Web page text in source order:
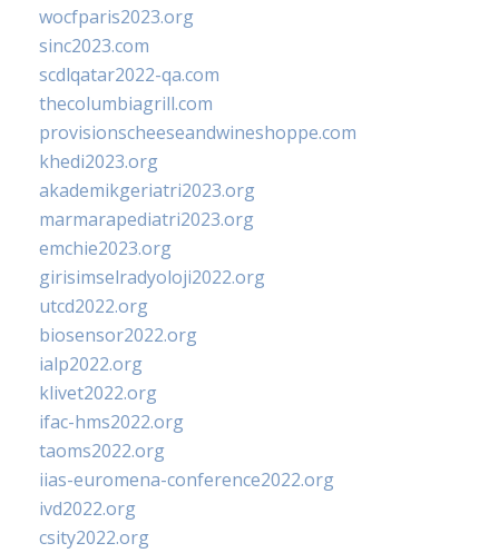
wocfparis2023.org
sinc2023.com
scdlqatar2022-qa.com
thecolumbiagrill.com
provisionscheeseandwineshoppe.com
khedi2023.org
akademikgeriatri2023.org
marmarapediatri2023.org
emchie2023.org
girisimselradyoloji2022.org
utcd2022.org
biosensor2022.org
ialp2022.org
klivet2022.org
ifac-hms2022.org
taoms2022.org
iias-euromena-conference2022.org
ivd2022.org
csity2022.org